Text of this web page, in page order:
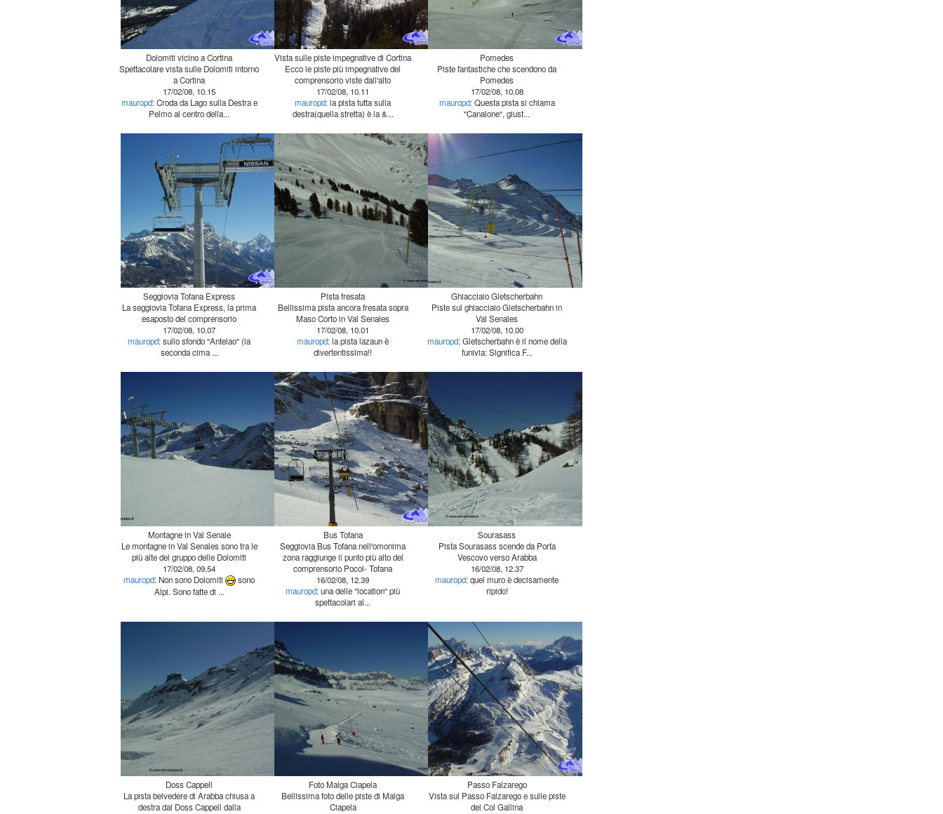
Dolomiti vicino a Cortina
Spettacolare vista sulle Dolomiti intorno
a Cortina
17/02/08, 10.15
mauropd: Croda da Lago sulla Destra e
Pelmo al centro della...
Vista sulle piste impegnative di Cortina
Ecco le piste più impegnative del
comprensorio viste dall'alto
17/02/08, 10.11
mauropd: la pista tutta sulla
destra(quella stretta) è la &...
Pomedes
Piste fantastiche che scendono da
Pomedes
17/02/08, 10.08
mauropd: Questa pista si chiama
"Canalone", giust...
Seggiovia Tofana Express
La seggiovia Tofana Express, la prima
esaposto del comprensorio
17/02/08, 10.07
mauropd: sullo sfondo "Antelao" (la
seconda cima ...
Pista fresata
Bellissima pista ancora fresata sopra
Maso Corto in Val Senales
17/02/08, 10.01
mauropd: la pista lazaun è
divertentissima!!
Ghiacciaio Gletscherbahn
Piste sul ghiacciaio Gletscherbahn in
Val Senales
17/02/08, 10.00
mauropd: Gletscherbahn è il nome della
funivia: Significa F...
Montagne in Val Senale
Le montagne in Val Senales sono tra le
più alte del gruppo delle Dolomiti
17/02/08, 09.54
mauropd: Non sono Dolomiti
sono
Alpi. Sono fatte di ...
Bus Tofana
Seggiovia Bus Tofana nell'omonima
zona raggiunge il punto più alto del
comprensorio Pocol- Tofana
16/02/08, 12.39
mauropd: una delle "location" più
spettacolari al...
Sourasass
Pista Sourasass scende da Porta
Vescovo verso Arabba
16/02/08, 12.37
mauropd: quel muro è decisamente
ripido!
Doss Cappell
La pista belvedere di Arabba chiusa a
destra dal Doss Cappell dalla
Foto Malga Ciapela
Bellissima foto delle piste di Malga
Ciapela
Passo Falzarego
Vista sul Passo Falzarego e sulle piste
del Col Gallina